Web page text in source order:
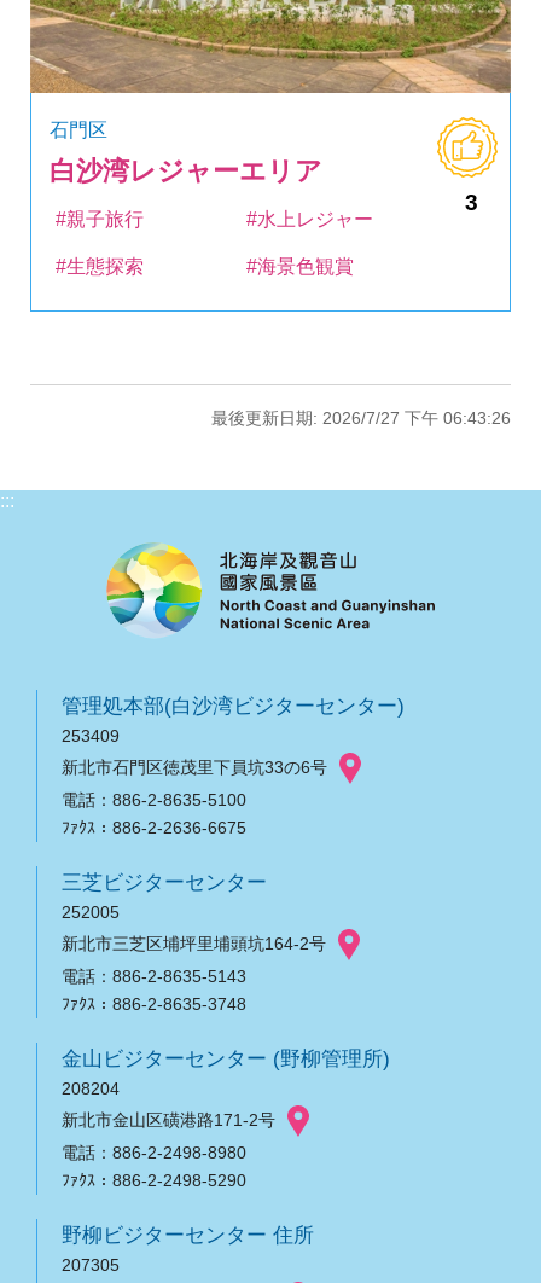
石門区
白沙湾レジャーエリア
3
#親子旅行 #水上レジャー
#生態探索 #海景色観賞
最後更新日期: 2026/7/27 下午 06:43:26
:::
管理処本部(白沙湾ビジターセンター)
253409
新北市石門区徳茂里下員坑33の6号
電話：886-2-8635-5100
ﾌｧｸｽ：886-2-2636-6675
三芝ビジターセンター
252005
新北市三芝区埔坪里埔頭坑164-2号
電話：886-2-8635-5143
ﾌｧｸｽ：886-2-8635-3748
金山ビジターセンター (野柳管理所)
208204
新北市金山区磺港路171-2号
電話：886-2-2498-8980
ﾌｧｸｽ：886-2-2498-5290
野柳ビジターセンター 住所
207305